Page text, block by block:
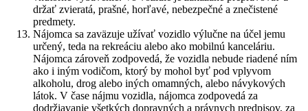
držať zvieratá, prašné, horľavé, nebezpečné a znečistené
predmety.
Nájomca sa zaväzuje užívať vozidlo výlučne na účel jemu
určený, teda na rekreáciu alebo ako mobilnú kanceláriu.
Nájomca zároveň zodpovedá, že vozidla nebude riadené ním
ako i iným vodičom, ktorý by mohol byť pod vplyvom
alkoholu, drog alebo iných omamných, alebo návykových
látok. V čase nájmu vozidla, nájomca zodpovedá za
dodržiavanie všetkých dopravných a právnych predpisov, za